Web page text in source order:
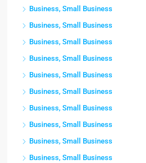
Business, Small Business
Business, Small Business
Business, Small Business
Business, Small Business
Business, Small Business
Business, Small Business
Business, Small Business
Business, Small Business
Business, Small Business
Business, Small Business